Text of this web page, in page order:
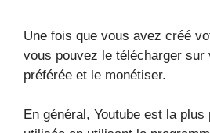
Une fois que vous avez créé
vous pouvez le télécharger sur
préférée et le monétiser.
En général, Youtube est la